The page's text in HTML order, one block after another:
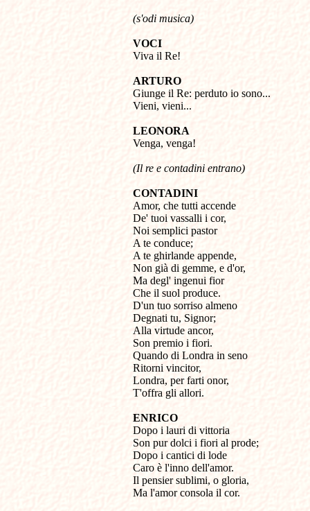
(s'odi musica)
VOCI
Viva il Re!
ARTURO
Giunge il Re: perduto io sono...
Vieni, vieni...
LEONORA
Venga, venga!
(Il re e contadini entrano)
CONTADINI
Amor, che tutti accende
De' tuoi vassalli i cor,
Noi semplici pastor
A te conduce;
A te ghirlande appende,
Non già di gemme, e d'or,
Ma degl' ingenui fior
Che il suol produce.
D'un tuo sorriso almeno
Degnati tu, Signor;
Alla virtude ancor,
Son premio i fiori.
Quando di Londra in seno
Ritorni vincitor,
Londra, per farti onor,
T'offra gli allori.
ENRICO
Dopo i lauri di vittoria
Son pur dolci i fiori al prode;
Dopo i cantici di lode
Caro è l'inno dell'amor.
Il pensier sublimi, o gloria,
Ma l'amor consola il cor.